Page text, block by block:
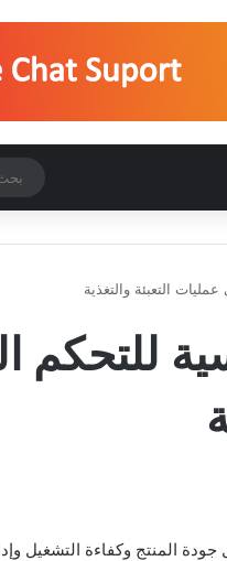
التعبئة والتغذية
للتحكم
المنتج وكفاءة التشغيل